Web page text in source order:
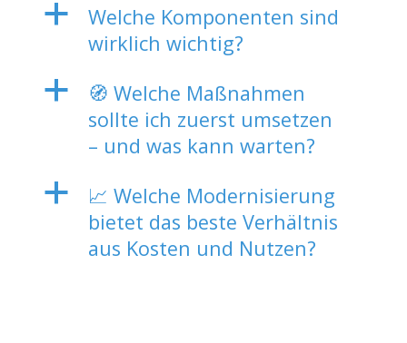
a
Welche Komponenten sind
wirklich wichtig?
a
🧭 Welche Maßnahmen
sollte ich zuerst umsetzen
– und was kann warten?
a
📈 Welche Modernisierung
bietet das beste Verhältnis
aus Kosten und Nutzen?